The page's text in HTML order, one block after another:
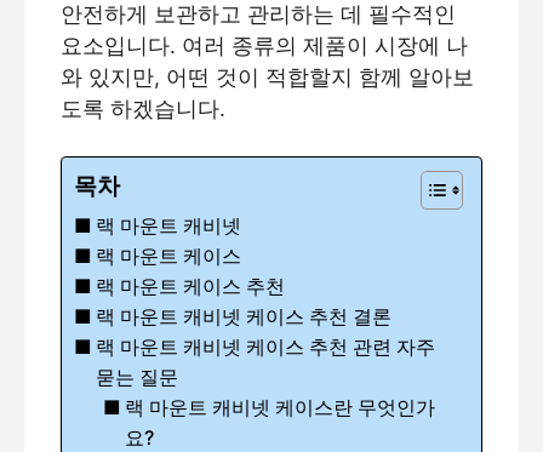
안전하게 보관하고 관리하는 데 필수적인
요소입니다. 여러 종류의 제품이 시장에 나
와 있지만, 어떤 것이 적합할지 함께 알아보
도록 하겠습니다.
목차
랙 마운트 캐비넷
랙 마운트 케이스
랙 마운트 케이스 추천
랙 마운트 캐비넷 케이스 추천 결론
랙 마운트 캐비넷 케이스 추천 관련 자주
묻는 질문
랙 마운트 캐비넷 케이스란 무엇인가
요?